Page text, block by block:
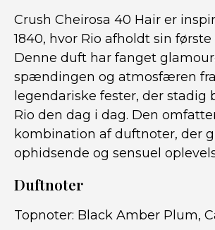
Crush Cheirosa 40 Hair er
1840, hvor Rio afholdt sin første
Denne duft har fanget
spændingen og atmosfæren
legendariske fester, der stadig
Rio den dag i dag. Den
kombination af duftnoter, der
ophidsende og sensuel
Duftnoter
Topnoter: Black Amber Plum,